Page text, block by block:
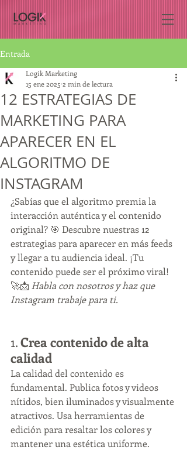
Entrada
12 ESTRATEGIAS DE
MARKETING PARA
APARECER EN EL
ALGORITMO DE
INSTAGRAM
Logik Marketing
15 ene 2025 2 min de lectura
¿Sabías que el algoritmo premia la
interacción auténtica y el contenido
original? 🎯 Descubre nuestras 12
estrategias para aparecer en más feeds
y llegar a tu audiencia ideal. ¡Tu
contenido puede ser el próximo viral!
🚀📩 Habla con nosotros y haz que
Instagram trabaje para ti.
1. Crea contenido de alta
calidad
La calidad del contenido es
fundamental. Publica fotos y videos
nítidos, bien iluminados y visualmente
atractivos. Usa herramientas de
edición para resaltar los colores y
mantener una estética uniforme.